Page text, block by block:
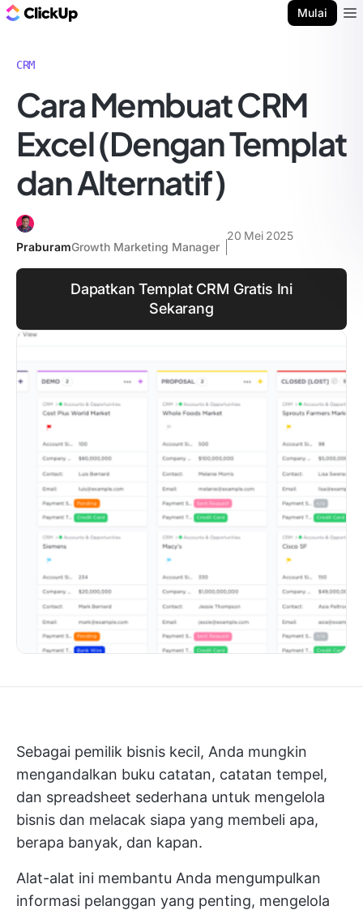
Mulai
CRM
Cara Membuat CRM
Excel (Dengan Templat
dan Alternatif)
PraburamGrowth Marketing Manager
20 Mei 2025
Dapatkan Templat CRM Gratis Ini
Sekarang
Sebagai pemilik bisnis kecil, Anda mungkin
mengandalkan buku catatan, catatan tempel,
dan spreadsheet sederhana untuk mengelola
bisnis dan melacak siapa yang membeli apa,
berapa banyak, dan kapan.
Alat-alat ini membantu Anda mengumpulkan
informasi pelanggan yang penting, mengelola